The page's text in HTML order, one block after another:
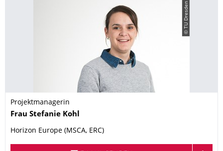
© TU Dresden
Projektmanagerin
Name
Frau Stefanie Kohl
Horizon Europe (MSCA, ERC)